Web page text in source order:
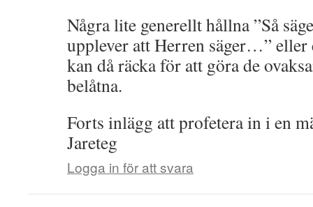
Några lite generellt hållna ”Så
upplever att Herren säger…” eller
kan då räcka för att göra de
belåtna.
Forts inlägg att profetera in i en
Jareteg
Logga in för att svara